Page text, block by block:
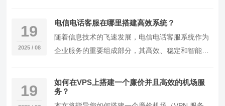
当务之急…
19
2025 / 08
电信电话客服在哪里搭建高效系统？
随着信息技术的飞速发展，电信电话客服系统作为
企业服务的重要组成部分，其高效、稳定和智能化
述如何搭…
19
如何在VPS上搭建一个廉价并且高效的机场服
务？